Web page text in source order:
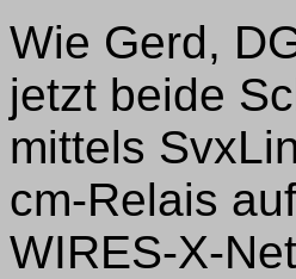
Wie Gerd,
jetzt beide
mittels
cm-Relais
WIRES-X-